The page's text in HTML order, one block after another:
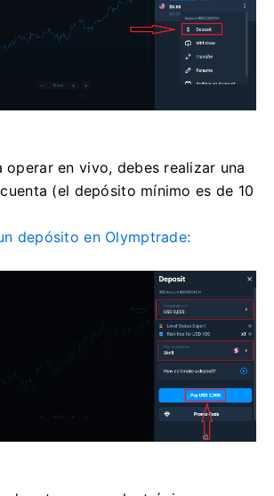
operar en vivo, debes realizar una
(el depósito mínimo es de 10
depósito en Olymptrade: